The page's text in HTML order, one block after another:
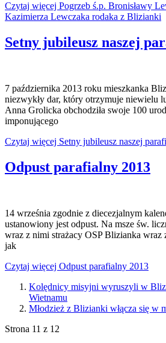
Czytaj więcej Pogrzeb ś.p. Bronisławy
Kazimierza Lewczaka rodaka z Blizianki
Setny jubileusz naszej
7 października 2013 roku mieszkanka
niezwykły dar, który otrzymuje niewielu
Anna Grolicka obchodziła swoje 100
imponującego
Czytaj więcej Setny jubileusz naszej
Odpust parafialny 2013
14 września zgodnie z diecezjalnym
ustanowiony jest odpust. Na msze św.
wraz z nimi strażacy OSP Blizianka wraz
jak
Czytaj więcej Odpust parafialny 2013
Kolędnicy misyjni wyruszyli w
Wietnamu
Młodzież z Blizianki włącza się w
Strona 11 z 12